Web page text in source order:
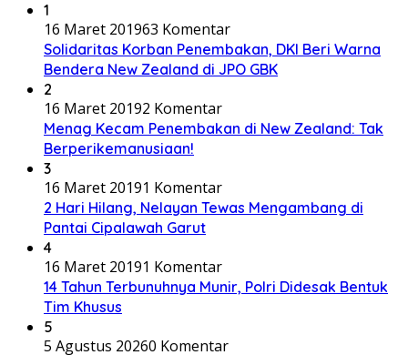
1
16 Maret 201963 Komentar
Solidaritas Korban Penembakan, DKI Beri Warna
Bendera New Zealand di JPO GBK
2
16 Maret 20192 Komentar
Menag Kecam Penembakan di New Zealand: Tak
Berperikemanusiaan!
3
16 Maret 20191 Komentar
2 Hari Hilang, Nelayan Tewas Mengambang di
Pantai Cipalawah Garut
4
16 Maret 20191 Komentar
14 Tahun Terbunuhnya Munir, Polri Didesak Bentuk
Tim Khusus
5
5 Agustus 20260 Komentar